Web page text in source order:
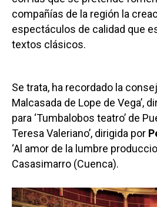
compañías de la región la
espectáculos de calidad que
textos clásicos.
Se trata, ha recordado la
Malcasada de Lope de Vega’,
para ‘Tumbalobos teatro’ de
Teresa Valeriano’, dirigida por
‘Al amor de la lumbre
Casasimarro (Cuenca).